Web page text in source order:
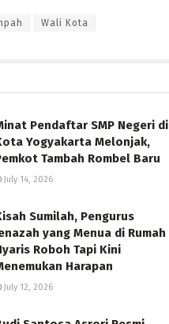
Wali Kota
Pendaftar SMP Negeri di
Yogyakarta Melonjak,
Tambah Rombel Baru
July 14, 2026
Sumilah, Pengurus
yang Menua di Rumah
Roboh Tapi Kini
Harapan
July 12, 2026